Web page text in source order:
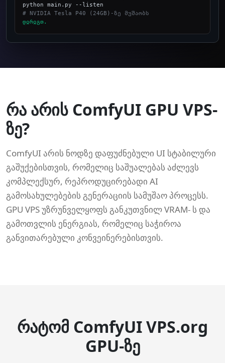
# NVIDIA Tesla P40 (24GB)-ზე მუშაობს
დჲრჲგთ.
რა არის ComfyUI GPU VPS-
ზე?
ComfyUI არის ნოდზე დაფუძნებული UI სტაბილური
გაშუქებისთვის, რომელიც საშუალებას აძლევს
კომპლექსურ, რეპროდუცირებადი AI
გამოსახულებების გენერაციის სამუშაო პროცესს.
GPU VPS უზრუნველყოფს განკუთვნილ VRAM- ს და
გამოთვლის ენერგიას, რომელიც საჭიროა
განვითარებული კონვეინერებისთვის.
რატომ ComfyUI VPS.org
GPU-ზე